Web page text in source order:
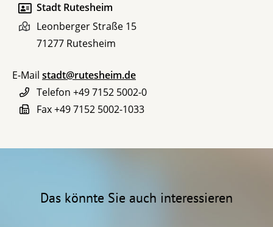
Stadt Rutesheim
Leonberger Straße 15
71277 Rutesheim
E-Mail stadt@rutesheim.de
Telefon +49 7152 5002-0
Fax+49 7152 5002-1033
Das könnte Sie auch interessieren